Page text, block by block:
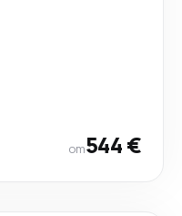
от544 €